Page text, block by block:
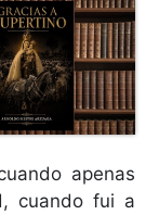
apenas
cuando fui a